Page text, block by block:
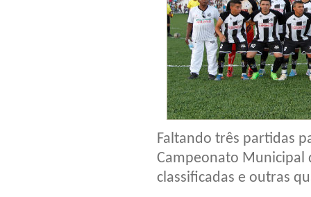
Faltando três partidas
Campeonato Municipal
classificadas e outras